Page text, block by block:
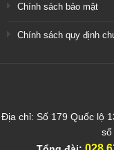
Chính sách bảo mật
Chính sách quy định
Địa chỉ: Số 179 Quốc lộ
số